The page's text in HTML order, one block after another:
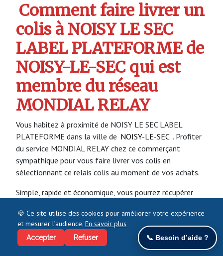
Comment faire livrer un
colis à NOISY LE SEC
LABEL PLATEFORME de
NOISY-LE-SEC qui est
membre du réseau
MONDIAL RELAY
Vous habitez à proximité de NOISY LE SEC LABEL
PLATEFORME dans la ville de NOISY-LE-SEC . Profiter
du service MONDIAL RELAY chez ce commerçant
sympathique pour vous faire livrer vos colis en
sélectionnant ce relais colis au moment de vos achats.
Simple, rapide et économique, vous pourrez récupérer
Vous pouvez aussi utiliser NOISY LE SEC LABEL
PLATEFORME à NOISY-LE-SEC pour vous faire livrer vos
colis en provenance des particuliers.
🍪 Ce site utilise des cookies pour améliorer votre expérience
et mesurer l’audience. En savoir plus
Accepter Refuser 📞 Besoin d’aide ?